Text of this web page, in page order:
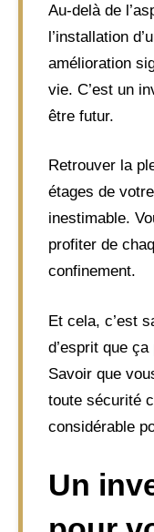
Au-delà de
l’installation
amélioration
vie. C’est un
être futur.
Retrouver la
étages de
inestimable.
profiter de
confinement.
Et cela, c’est
d’esprit que
Savoir que
toute sécurité
considérable
Un